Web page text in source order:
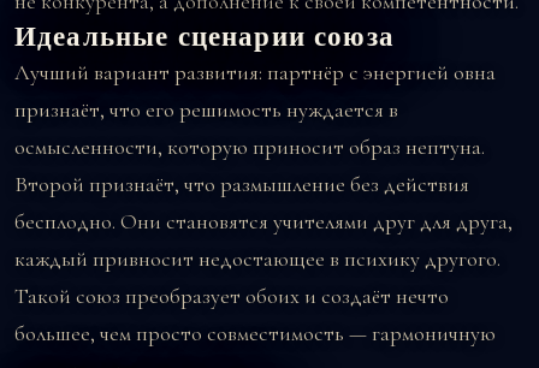
Идеальные сценарии союза
Лучший вариант развития: партнёр с энергией овна
признаёт, что его решимость нуждается в
осмысленности, которую приносит образ нептуна.
Второй признаёт, что размышление без действия
бесплодно. Они становятся учителями друг для друга,
каждый привносит недостающее в психику другого.
Такой союз преобразует обоих и создаёт нечто
большее, чем просто совместимость — гармоничную